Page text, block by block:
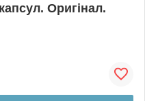
Оригінал.